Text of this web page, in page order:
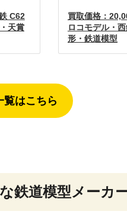
C62
天賞
買取価格：
ロコモデル・
形・鉄道模型
覧はこちら
鉄道模型メーカ